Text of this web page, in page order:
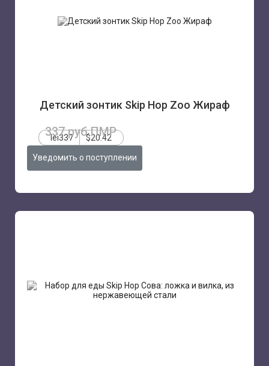
Детский зонтик Skip Hop Zoo Жираф
337 руб.ПМР
lei337 $20.42
Уведомить о поступлении